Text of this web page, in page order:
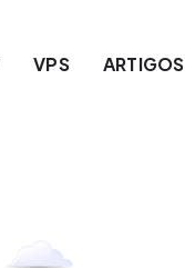
VPS ARTIGOS